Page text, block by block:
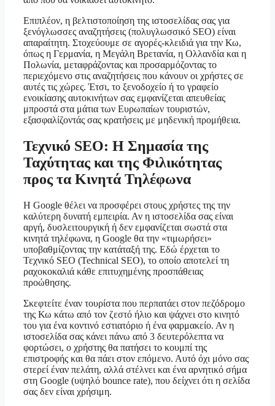
Επιπλέον, η βελτιστοποίηση της ιστοσελίδας σας για
ξενόγλωσσες αναζητήσεις (πολυγλωσσικό SEO) είναι
απαραίτητη. Στοχεύουμε σε αγορές-κλειδιά για την Κω,
όπως η Γερμανία, η Μεγάλη Βρετανία, η Ολλανδία και η
Πολωνία, μεταφράζοντας και προσαρμόζοντας το
περιεχόμενο στις αναζητήσεις που κάνουν οι χρήστες σε
αυτές τις χώρες. Έτσι, το ξενοδοχείο ή το γραφείο
ενοικίασης αυτοκινήτων σας εμφανίζεται απευθείας
μπροστά στα μάτια των Ευρωπαίων τουριστών,
εξασφαλίζοντάς σας κρατήσεις με μηδενική προμήθεια.
Τεχνικό SEO: Η Σημασία της
Ταχύτητας και της Φιλικότητας
προς τα Κινητά Τηλέφωνα
Η Google θέλει να προσφέρει στους χρήστες της την
καλύτερη δυνατή εμπειρία. Αν η ιστοσελίδα σας είναι
αργή, δυσλειτουργική ή δεν εμφανίζεται σωστά στα
κινητά τηλέφωνα, η Google θα την «τιμωρήσει»
υποβαθμίζοντας την κατάταξή της. Εδώ έρχεται το
Τεχνικό SEO (Technical SEO), το οποίο αποτελεί τη
ραχοκοκαλιά κάθε επιτυχημένης προσπάθειας
προώθησης.
Σκεφτείτε έναν τουρίστα που περπατάει στον πεζόδρομο
της Κω κάτω από τον ζεστό ήλιο και ψάχνει στο κινητό
του για ένα κοντινό εστιατόριο ή ένα φαρμακείο. Αν η
ιστοσελίδα σας κάνει πάνω από 3 δευτερόλεπτα να
φορτώσει, ο χρήστης θα πατήσει το κουμπί της
επιστροφής και θα πάει στον επόμενο. Αυτό όχι μόνο σας
στερεί έναν πελάτη, αλλά στέλνει και ένα αρνητικό σήμα
στη Google (υψηλό bounce rate), που δείχνει ότι η σελίδα
σας δεν είναι χρήσιμη.